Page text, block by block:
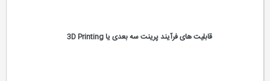
قابلیت های فرآیند پرینت سه بعدی یا 3D Printing